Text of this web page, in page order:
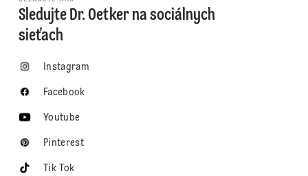
Sledujte Dr. Oetker na sociálnych
sieťach
Instagram
Facebook
Youtube
Pinterest
Tik Tok